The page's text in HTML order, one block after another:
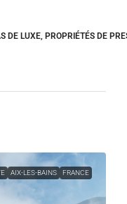
DE LUXE, PROPRIÉTÉS DE
AIX-LES-BAINS FRANCE